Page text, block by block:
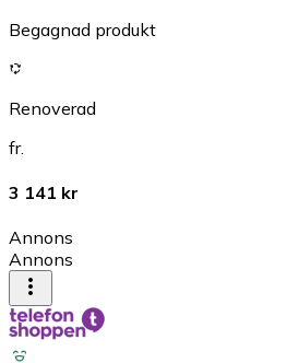
Begagnad produkt
Renoverad
fr.
3 141 kr
Annons
Annons